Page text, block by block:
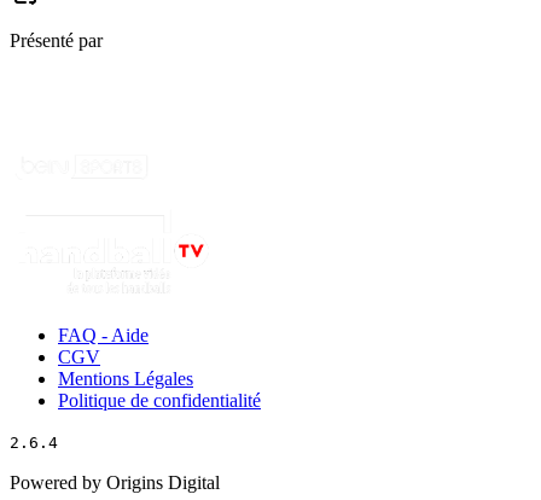
Présenté par
FAQ - Aide
CGV
Mentions Légales
Politique de confidentialité
2.6.4
Powered by Origins Digital